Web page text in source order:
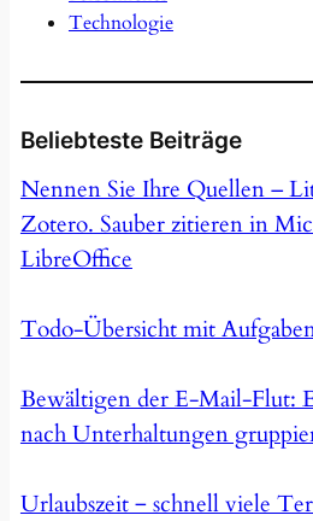
Technologie
Beliebteste Beiträge
Nennen Sie Ihre Quellen –
Zotero. Sauber zitieren in
LibreOffice
Todo-Übersicht mit
Bewältigen der E-Mail-Flut:
nach Unterhaltungen
Urlaubszeit ‒ schnell viele